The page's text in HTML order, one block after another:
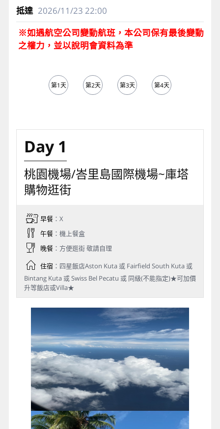
2026/11/23 22:00
※如遇航空公司變動航班，本公司保有最後變動
之權力，並以說明會資料為準
第1天 第2天 第3天 第4天
Day 1
桃園機場/峇里島國際機場~庫塔
購物逛街
早餐：X
午餐：機上餐盒
晚餐：方便逛街 敬請自理
住宿：四星飯店Aston Kuta 或 Fairfield South Kuta 或
Bintang Kuta 或 Swiss Bel Pecatu 或 同級(不能指定)★可加價
升等飯店或Villa★